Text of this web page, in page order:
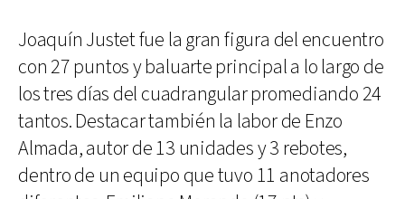
Joaquín Justet fue la gran figura del encuentro
con 27 puntos y baluarte principal a lo largo de
los tres días del cuadrangular promediando 24
tantos. Destacar también la labor de Enzo
Almada, autor de 13 unidades y 3 rebotes,
dentro de un equipo que tuvo 11 anotadores